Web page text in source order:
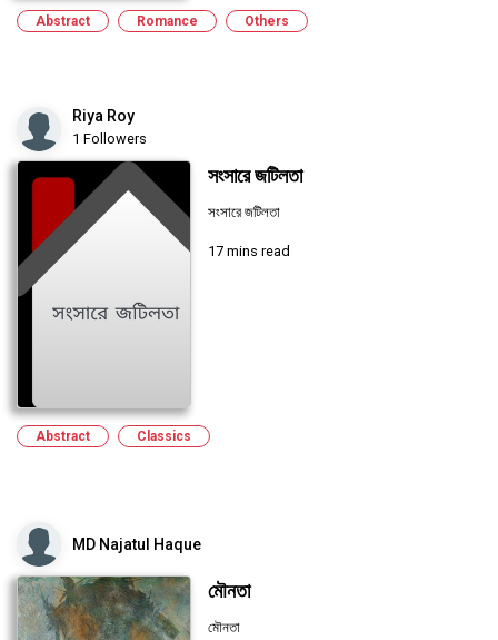
Abstract Romance Others
Riya Roy
1 Followers
সংসারে জটিলতা
সংসারে জটিলতা
17 mins read
Abstract Classics
MD Najatul Haque
মৌনতা
মৌনতা